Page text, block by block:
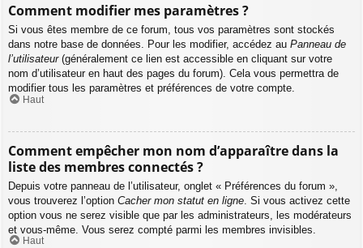
Comment modifier mes paramètres ?
Si vous êtes membre de ce forum, tous vos paramètres sont stockés
dans notre base de données. Pour les modifier, accédez au Panneau de
l’utilisateur(généralement ce lien est accessible en cliquant sur votre
nom d’utilisateur en haut des pages du forum). Cela vous permettra de
modifier tous les paramètres et préférences de votre compte.
Haut
Comment empêcher mon nom d’apparaître dans la
liste des membres connectés ?
Depuis votre panneau de l’utilisateur, onglet « Préférences du forum »,
vous trouverez l’option Cacher mon statut en ligne . Si vous activez cette
option vous ne serez visible que par les administrateurs, les modérateurs
et vous-même. Vous serez compté parmi les membres invisibles.
Haut